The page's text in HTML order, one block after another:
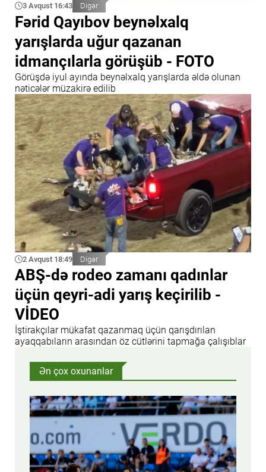
3 Avqust 16:43 Digər
Fərid Qayıbov beynəlxalq
yarışlarda uğur qazanan
idmançılarla görüşüb - FOTO
Görüşdə iyul ayında beynəlxalq yarışlarda əldə olunan
nəticələr müzakirə edilib
2 Avqust 18:49 Digər
ABŞ-də rodeo zamanı qadınlar
üçün qeyri-adi yarış keçirilib -
VİDEO
İştirakçılar mükafat qazanmaq üçün qarışdırılan
ayaqqabıların arasından öz cütlərini tapmağa çalışıblar
Ən çox oxunanlar